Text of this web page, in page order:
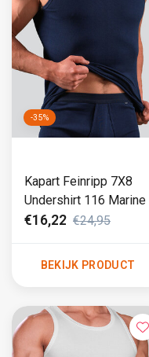
-35%
Kapart Feinripp 7X8
Undershirt 116 Marine
€16,22 €24,95
BEKIJK PRODUCT